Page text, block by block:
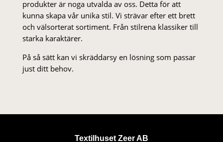
produkter är noga utvalda av oss. Detta för att
kunna skapa vår unika stil. Vi strä­var efter ett brett
och välsorterat sor­ti­ment. Från stil­rena klas­siker till
starka karaktärer.
På så sätt kan vi skräddarsy en lösning som passar
just ditt behov.
Textilhuset Zeer AB